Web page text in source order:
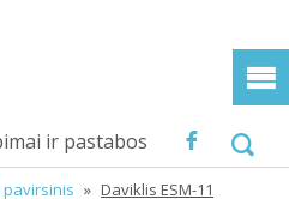
ir pastabos
pavirsinis » Daviklis ESM-11